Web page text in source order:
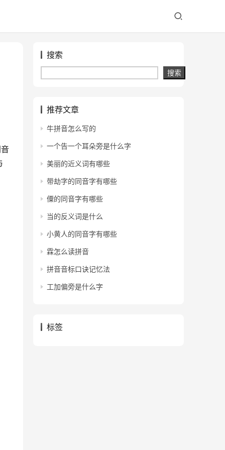
搜索
搜索
推荐文章
牛拼音怎么写的
一个告一个耳朵旁是什么字
美丽的近义词有哪些
带劫字的同音字有哪些
僳的同音字有哪些
当的反义词是什么
小黄人的同音字有哪些
霖怎么读拼音
拼音音标口诀记忆法
工加偏旁是什么字
标签